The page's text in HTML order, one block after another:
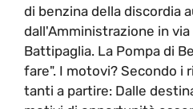
di benzina della discordia
dall'Amministrazione in
Battipaglia. La Pompa di
fare". I motovi? Secondo i
tanti a partire: Dalle